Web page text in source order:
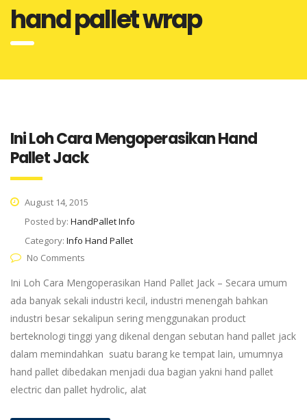
hand pallet wrap
Ini Loh Cara Mengoperasikan Hand
Pallet Jack
August 14, 2015
Posted by: HandPallet Info
Category: Info Hand Pallet
No Comments
Ini Loh Cara Mengoperasikan Hand Pallet Jack – Secara umum
ada banyak sekali industri kecil, industri menengah bahkan
industri besar sekalipun sering menggunakan product
berteknologi tinggi yang dikenal dengan sebutan hand pallet jack
dalam memindahkan suatu barang ke tempat lain, umumnya
hand pallet dibedakan menjadi dua bagian yakni hand pallet
electric dan pallet hydrolic, alat